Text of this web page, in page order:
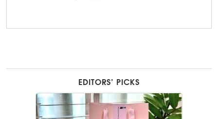
EDITORS’ PICKS